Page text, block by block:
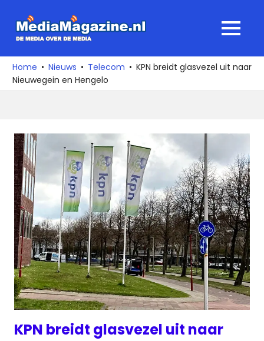
naar
media
over
de
MENU
Home Nieuws Telecom
KPN breidt glasvezel uit naar
Nieuwegein en Hengelo
KPN breidt glasvezel uit naar